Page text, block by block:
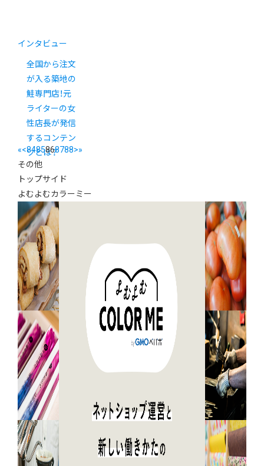
インタビュー
全国から注文
が入る築地の
鮭専門店！元
ライターの女
性店長が発信
するコンテン
ツとは？
«<8485868788>»
その他
トップサイド
よむよむカラーミー